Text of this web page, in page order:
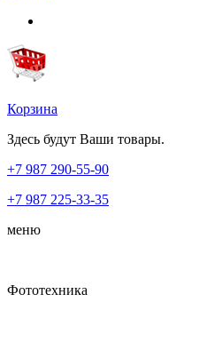
Корзина
Здесь будут Ваши товары.
+7 987 290-55-90
+7 987 225-33-35
меню
Фототехника